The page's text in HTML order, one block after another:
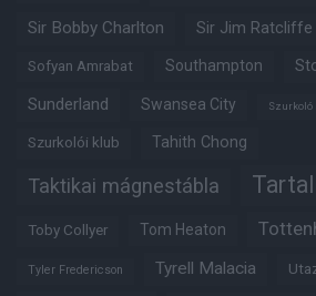
Sir Bobby Charlton Sir Jim Ratcliffe
Sofyan Amrabat Southampton
Sunderland Swansea City Szurkoló
Szurkolói klub Tahith Chong
Taktikai mágnestábla
Toby Collyer Tom Heaton
Tyler Fredericson Tyrell Malacia